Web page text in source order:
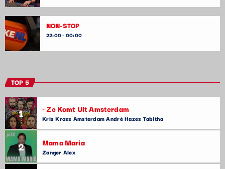
NON-STOP
22:00 - 00:00
TOP 5
1 - Ze Komt Uit Amsterdam
Kris Kross Amsterdam André Hazes Tabitha
2 Mama Maria
Zanger Alex